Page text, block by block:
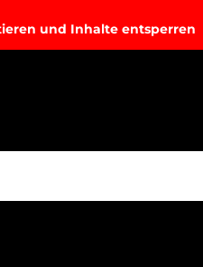
und Inhalte entsperren